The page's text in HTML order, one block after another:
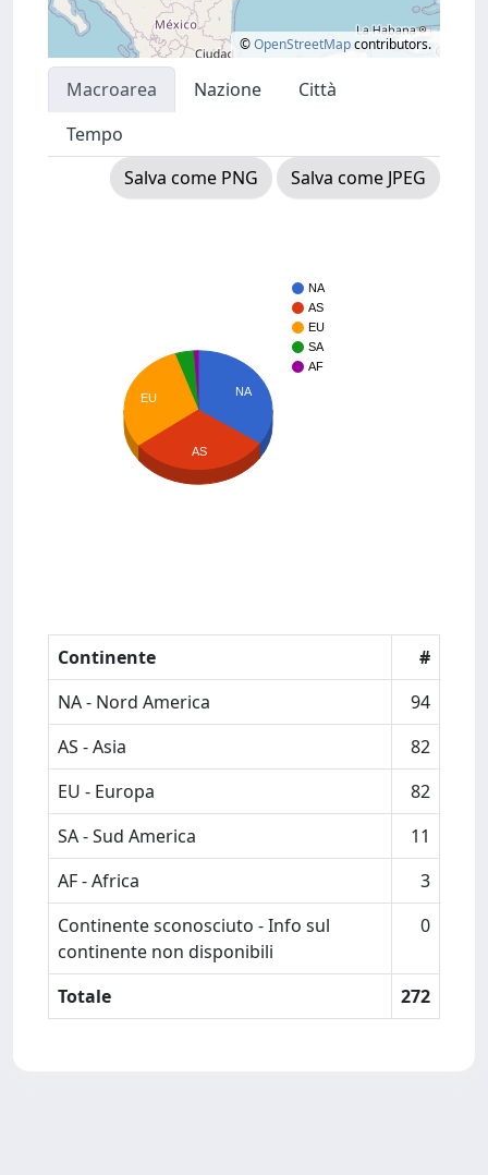
©OpenStreetMapcontributors.
Macroarea Nazione
Città
Tempo
Salva come PNG
Salva come JPEG
NA
AS
EU
SA
AF
NA
EU
AS
Continente
#
NA - Nord America
94
AS - Asia
82
EU - Europa
82
SA - Sud America
11
AF - Africa
3
Continente sconosciuto - Info sul
continente non disponibili
0
Totale 272